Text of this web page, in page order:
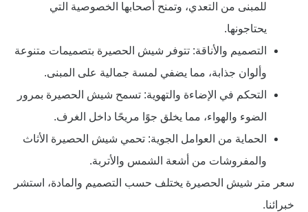
للمبنى من التعدي، وتمنح أصحابها الخصوصية التي
يحتاجونها.
التصميم والأناقة: تتوفر شيش الحصيرة بتصميمات متنوعة
وألوان جذابة، مما يضفي لمسة جمالية على المبنى.
التحكم في الإضاءة والتهوية: تسمح شيش الحصيرة بمرور
الضوء والهواء، مما يخلق جوًا مريحًا داخل الغرف.
الحماية من العوامل الجوية: تحمي شيش الحصيرة الأثاث
والمفروشات من أشعة الشمس والأتربة.
سعر متر شيش الحصيرة يختلف حسب التصميم والمادة، استشر
خبرائنا.